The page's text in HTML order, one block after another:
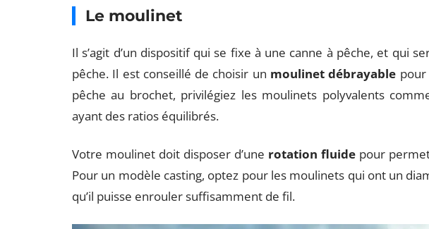
Le moulinet
Il s’agit d’un dispositif qui se fixe à une canne à pêche, et qui
pêche. Il est conseillé de choisir un moulinet débrayable
pêche au brochet, privilégiez les moulinets polyvalents
ayant des ratios équilibrés.
Votre moulinet doit disposer d’une rotation fluide pour
Pour un modèle casting, optez pour les moulinets qui ont un
qu’il puisse enrouler suffisamment de fil.